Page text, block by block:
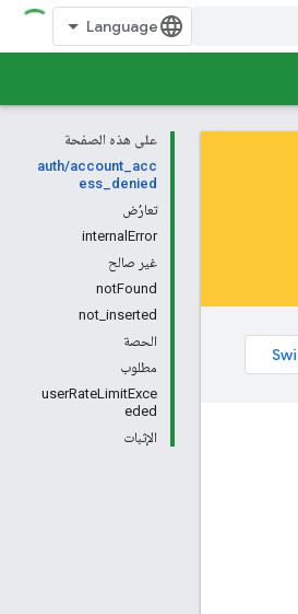
على هذه الصفحة
auth/account_acc
ess_denied
تعارُض
internalError
غير صالح
notFound
not_inserted
الحصة
مطلوب
userRateLimitExce
eded
الإثبات